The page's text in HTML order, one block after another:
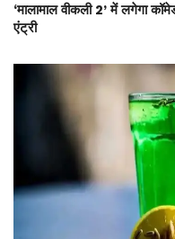
‘मालामाल वीकली 2’ में लगेगा
एंट्री